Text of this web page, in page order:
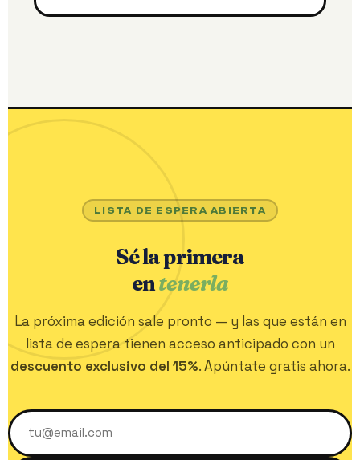
LISTA DE ESPERA ABIERTA
Sé la primera
entenerla
La próxima edición sale pronto — y las que están en
lista de espera tienen acceso anticipado con un
descuento exclusivo del 15%. Apúntate gratis ahora.